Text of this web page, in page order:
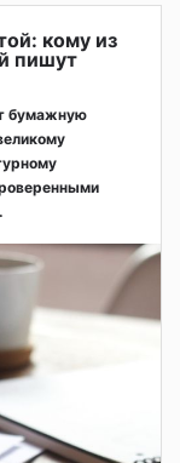
кому из
пишут
бумажную